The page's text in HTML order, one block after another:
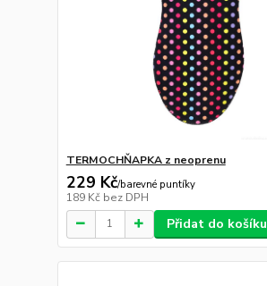
TERMOCHŇAPKA z neoprenu
229 Kč/barevné puntíky
189 Kč bez DPH
Přidat do košíku